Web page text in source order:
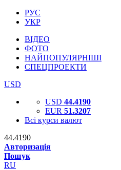
РУС
УКР
ВІДЕО
ФОТО
НАЙПОПУЛЯРНІШІ
СПЕЦПРОЕКТИ
USD
USD 44.4190
EUR 51.3207
Всі курси валют
44.4190
Авторизація
Пошук
RU